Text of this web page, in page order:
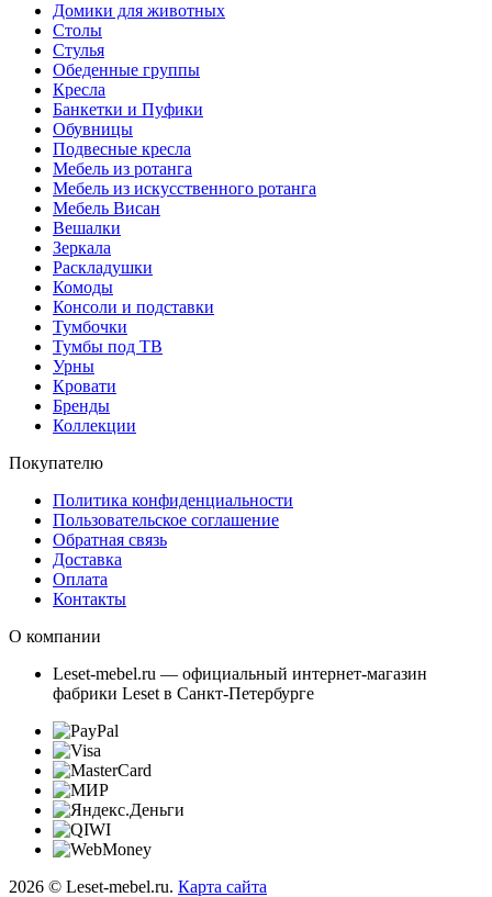
Домики для животных
Столы
Стулья
Обеденные группы
Кресла
Банкетки и Пуфики
Обувницы
Подвесные кресла
Мебель из ротанга
Мебель из искусственного ротанга
Мебель Висан
Вешалки
Зеркала
Раскладушки
Комоды
Консоли и подставки
Тумбочки
Тумбы под ТВ
Урны
Кровати
Бренды
Коллекции
Покупателю
Политика конфиденциальности
Пользовательское соглашение
Обратная связь
Доставка
Оплата
Контакты
О компании
Leset-mebel.ru — официальный интернет-магазин
фабрики Leset в Санкт-Петербурге
2026 © Leset-mebel.ru. Карта сайта